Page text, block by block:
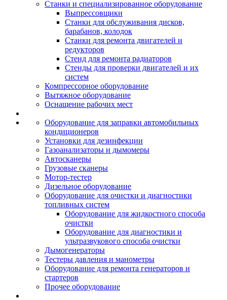
Станки и специализированное оборудование
Выпрессовщики
Станки для обслуживания дисков,
барабанов, колодок
Станки для ремонта двигателей и
редукторов
Стенд для ремонта радиаторов
Стенды для проверки двигателей и их
систем
Компрессорное оборудование
Вытяжное оборудование
Оснащение рабочих мест
Оборудование для заправки автомобильных
кондиционеров
Установки для дезинфекции
Газоанализаторы и дымомеры
Автосканеры
Грузовые сканеры
Мотор-тестер
Дизельное оборудование
Оборудование для очистки и диагностики
топливных систем
Оборудование для жидкостного способа
очистки
Оборудование для диагностики и
ультразвукового способа очистки
Дымогенераторы
Тестеры давления и манометры
Оборудование для ремонта генераторов и
стартеров
Прочее оборудование